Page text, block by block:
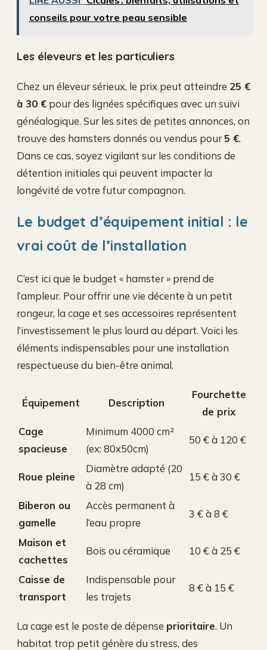
conseils pour votre peau sensible
Les éleveurs et les particuliers
Chez un éleveur sérieux, le prix peut atteindre 25 €
à 30 € pour des lignées spécifiques avec un suivi
généalogique. Sur les sites de petites annonces, on
trouve des hamsters donnés ou vendus pour5 €.
Dans ce cas, soyez vigilant sur les conditions de
détention initiales qui peuvent impacter la
longévité de votre futur compagnon.
Le budget d’équipement initial : le
vrai coût de l’installation
C’est ici que le budget « hamster » prend de
l’ampleur. Pour offrir une vie décente à un petit
rongeur, la cage et ses accessoires représentent
l’investissement le plus lourd au départ. Voici les
éléments indispensables pour une installation
respectueuse du bien-être animal.
Équipement Description
Fourchette
de prix
Cage
spacieuse
Minimum 4000 cm²
(ex: 80x50cm)
50 € à 120 €
Roue pleine
Diamètre adapté (20
à 28 cm)
15 € à 30 €
Biberon ou
gamelle
Accès permanent à
l’eau propre
3 € à 8 €
Maison et
cachettes
Bois ou céramique 10 € à 25 €
Caisse de
transport
Indispensable pour
les trajets
8 € à 15 €
La cage est le poste de dépense prioritaire. Un
habitat trop petit génère du stress, des